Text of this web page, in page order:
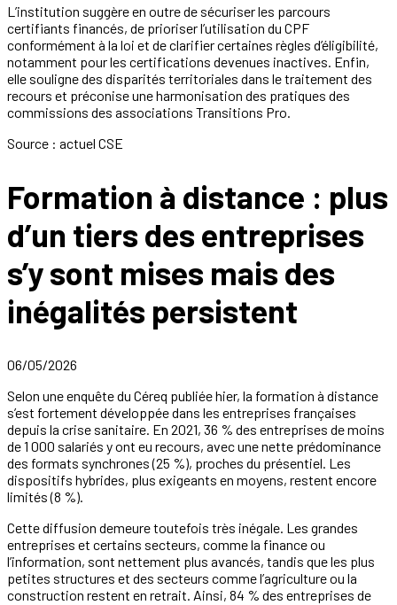
L’institution suggère en outre de sécuriser les parcours
certifiants financés, de prioriser l’utilisation du CPF
conformément à la loi et de clarifier certaines règles d’éligibilité,
notamment pour les certifications devenues inactives. Enfin,
elle souligne des disparités territoriales dans le traitement des
recours et préconise une harmonisation des pratiques des
commissions des associations Transitions Pro.
Source : actuel CSE
Formation à distance : plus
d’un tiers des entreprises
s’y sont mises mais des
inégalités persistent
06/05/2026
Selon une enquête du Céreq publiée hier, la formation à distance
s’est fortement développée dans les entreprises françaises
depuis la crise sanitaire. En 2021, 36 % des entreprises de moins
de 1 000 salariés y ont eu recours, avec une nette prédominance
des formats synchrones (25 %), proches du présentiel. Les
dispositifs hybrides, plus exigeants en moyens, restent encore
limités (8 %).
Cette diffusion demeure toutefois très inégale. Les grandes
entreprises et certains secteurs, comme la finance ou
l’information, sont nettement plus avancés, tandis que les plus
petites structures et des secteurs comme l’agriculture ou la
construction restent en retrait. Ainsi, 84 % des entreprises de